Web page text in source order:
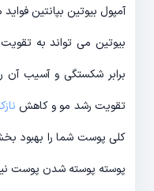
آمپول بیوتین بپانتین
بیوتین می تواند به
برابر شکستگی و آسیب آن
تقویت رشد مو و کاهش
کلی پوست شما را بهبود
پوسته پوسته شدن پوست